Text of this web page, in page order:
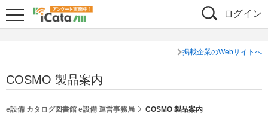
ログイン
掲載企業のWebサイトへ
COSMO 製品案内
e設備 カタログ図書館 e設備 運営事務局 COSMO 製品案内